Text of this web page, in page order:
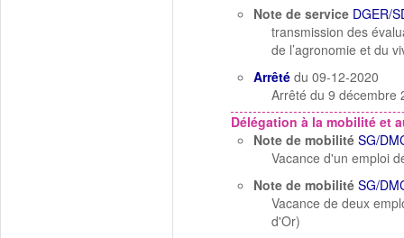
Note de service DGER/
transmission des
de l’agronomie et du
Arrêté du 09-12-2020
Arrêté du 9 décembre
Délégation à la mobilité et
Note de mobilité SG/
Vacance d'un emploi
Note de mobilité SG/
Vacance de deux
d'Or)